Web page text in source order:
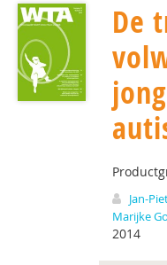
De
Jan-
Marijke
2014